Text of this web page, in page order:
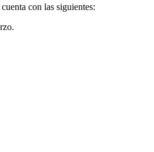
con las siguientes: